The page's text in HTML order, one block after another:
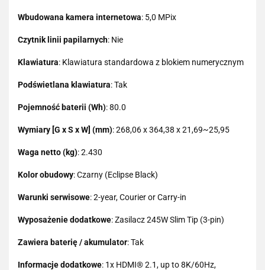
Wbudowana kamera internetowa: 5,0 MPix
Czytnik linii papilarnych: Nie
Klawiatura: Klawiatura standardowa z blokiem numerycznym
Podświetlana klawiatura: Tak
Pojemność baterii (Wh): 80.0
Wymiary [G x S x W] (mm): 268,06 x 364,38 x 21,69~25,95
Waga netto (kg): 2.430
Kolor obudowy: Czarny (Eclipse Black)
Warunki serwisowe: 2-year, Courier or Carry-in
Wyposażenie dodatkowe: Zasilacz 245W Slim Tip (3-pin)
Zawiera baterię / akumulator: Tak
Informacje dodatkowe: 1x HDMI® 2.1, up to 8K/60Hz,